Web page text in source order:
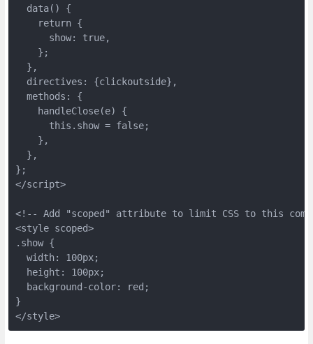
  data() {
    return {
      show: true,
    };
  },
  directives: {clickoutside},
  methods: {
    handleClose(e) {
      this.show = false;
    },
  },
};
</script>
<!-- Add "scoped" attribute to limit CSS to this
<style scoped>
.show {
  width: 100px;
  height: 100px;
  background-color: red;
}
</style>